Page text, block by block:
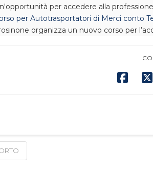
per accedere alla
per Autotrasportatori di Merci conto
organizza un nuovo corso per